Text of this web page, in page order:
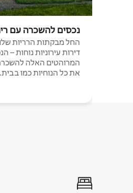
נכסים להשכרה עם
החל מבקתות הרריות
דירות עירוניות נוחות –
המרוהטים האלה
את כל הנוחיות כמו בבית.